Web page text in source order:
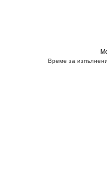
Време за